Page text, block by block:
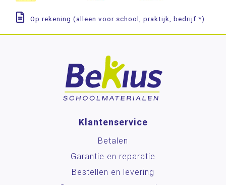
Op rekening (alleen voor school, praktijk, bedrijf *)
Klantenservice
Betalen
Garantie en reparatie
Bestellen en levering